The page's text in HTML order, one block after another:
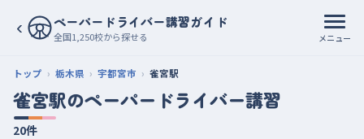
‹ ペーパードライバー講習ガイド
全国1,250校から探せる メニュー
トップ 栃木県 宇都宮市 雀宮駅
雀宮駅のペーパードライバー講習
20件